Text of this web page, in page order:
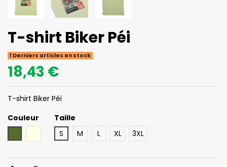
T-shirt Biker Péi
Derniers articles en stock
18,43 €
T-shirt Biker Péi
Couleur
Taille
S
M L XL 3XL